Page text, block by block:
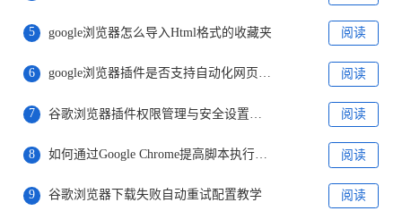
5 google浏览器怎么导入Html格式的收藏夹 阅读
6 google浏览器插件是否支持自动化网页表单填写 阅读
7 阅读
8 如何通过Google Chrome提高脚本执行的效率 阅读
9 谷歌浏览器下载失败自动重试配置教学 阅读